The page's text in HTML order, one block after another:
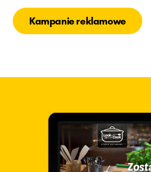
Kampanie reklamowe